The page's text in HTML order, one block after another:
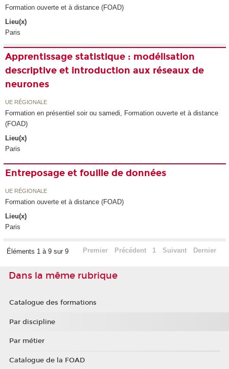
Formation ouverte et à distance (FOAD)
Lieu(x)
Paris
Apprentissage statistique : modélisation
descriptive et introduction aux réseaux de
neurones
UE RÉGIONALE
Formation en présentiel soir ou samedi, Formation ouverte et à distance
(FOAD)
Lieu(x)
Paris
Entreposage et fouille de données
UE RÉGIONALE
Formation ouverte et à distance (FOAD)
Lieu(x)
Paris
Éléments 1 à 9 sur 9 Premier Précédent 1 Suivant Dernier
Dans la même rubrique
Catalogue des formations
Par discipline
Par métier
Catalogue de la FOAD